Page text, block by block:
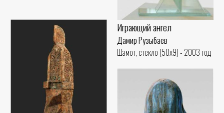
Играющий ангел
Дамир Рузыбаев
Шамот, стекло (50x9) - 2003 год